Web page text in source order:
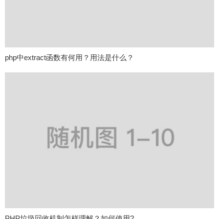
php中extract函数有何用？用法是什么？